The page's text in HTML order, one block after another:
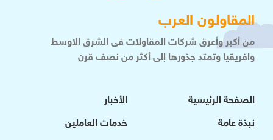
المقاولون العرب
من أكبر وأعرق شركات المقاولات فى الشرق الاوسط
وافريقيا وتمتد جذورها إلى أكثر من نصف قرن
الصفحة الرئيسية
نبذة عامة
الأخبار
خدمات العاملين